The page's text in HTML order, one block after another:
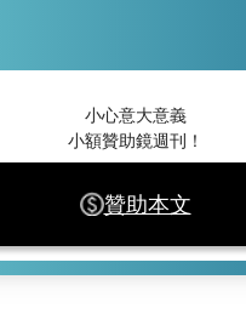
小心意大意義
小額贊助鏡週刊！
贊助本文